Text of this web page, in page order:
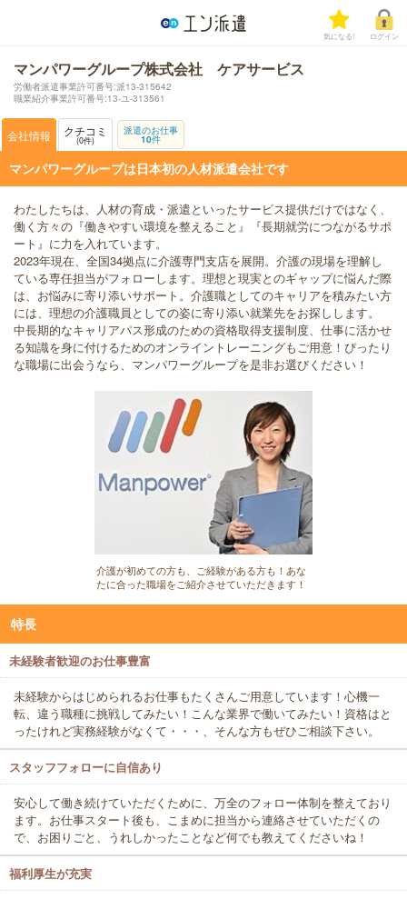
気になる! ログイン
マンパワーグループ株式会社 ケアサービス
労働者派遣事業許可番号:派13-315642
職業紹介事業許可番号:13-ユ-313561
会社情報 クチコミ
0件
派遣のお仕事
10件
マンパワーグループは日本初の人材派遣会社です
わたしたちは、人材の育成・派遣といったサービス提供だけではなく、
働く方々の『働きやすい環境を整えること』『長期就労につながるサポ
ート』に力を入れています。
2023年現在、全国34拠点に介護専門支店を展開。介護の現場を理解し
ている専任担当がフォローします。理想と現実とのギャップに悩んだ際
は、お悩みに寄り添いサポート。介護職としてのキャリアを積みたい方
には、理想の介護職員としての姿に寄り添い就業先をお探しします。
中長期的なキャリアパス形成のための資格取得支援制度、仕事に活かせ
る知識を身に付けるためのオンライントレーニングもご用意！ぴったり
な職場に出会うなら、マンパワーグループを是非お選びください！
介護が初めての方も、ご経験がある方も！あな
たに合った職場をご紹介させていただきます！
特長
未経験者歓迎のお仕事豊富
未経験からはじめられるお仕事もたくさんご用意しています！心機一
転、違う職種に挑戦してみたい！こんな業界で働いてみたい！資格はと
ったけれど実務経験がなくて・・・、そんな方もぜひご相談下さい。
スタッフフォローに自信あり
安心して働き続けていただくために、万全のフォロー体制を整えており
ます。お仕事スタート後も、こまめに担当から連絡させていただくの
で、お困りごと、うれしかったことなど何でも教えてくださいね！
福利厚生が充実